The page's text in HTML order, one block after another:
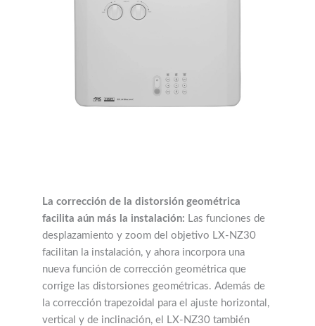
La corrección de la distorsión geométrica
facilita aún más la instalación: Las funciones de
desplazamiento y zoom del objetivo LX-NZ30
facilitan la instalación, y ahora incorpora una
nueva función de corrección geométrica que
corrige las distorsiones geométricas. Además de
la corrección trapezoidal para el ajuste horizontal,
vertical y de inclinación, el LX-NZ30 también